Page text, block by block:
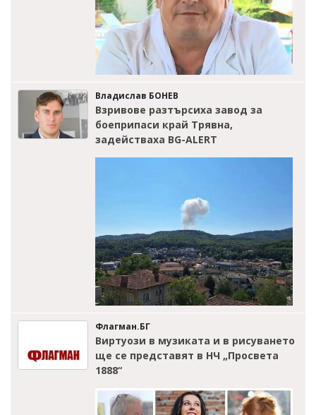
Владислав БОНЕВ
Взривове разтърсиха завод за
боеприпаси край Трявна,
задействаха BG-ALERT
Флагман.БГ
Виртуози в музиката и в рисуването
ще се представят в НЧ „Просвета
1888“